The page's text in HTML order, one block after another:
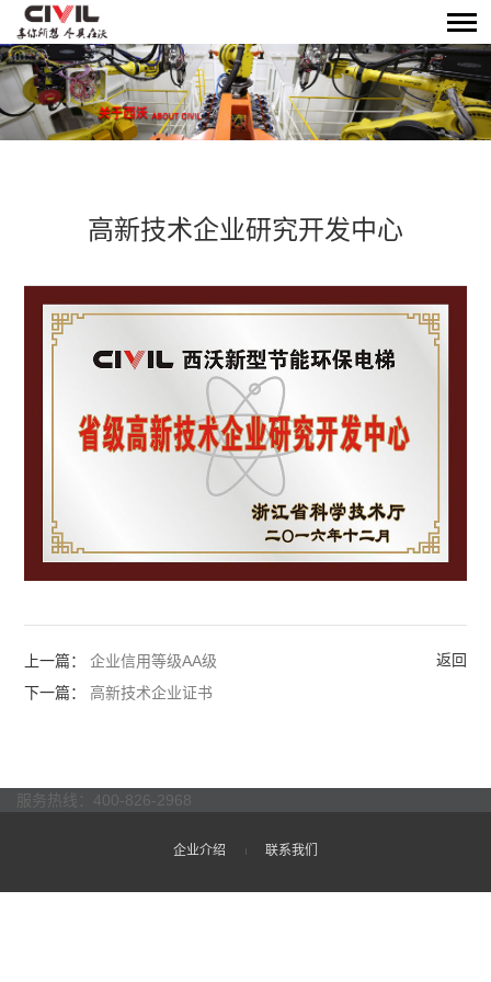
高新技术企业研究开发中心
上一篇：企业信用等级AA级
下一篇： 高新技术企业证书
返回
服务热线：400-826-2968
企业介绍 联系我们